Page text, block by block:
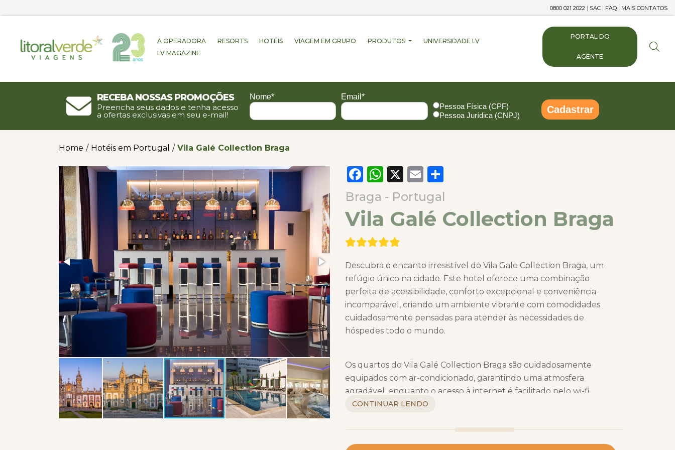
0800 021 2022 | SAC | FAQ | MAIS CONTATOS
A OPERADORA RESORTS HOTÉIS VIAGEM EM GRUPO PRODUTOS
UNIVERSIDADE LV
LV MAGAZINE
PORTAL DO
AGENTE
Receba nossas promoções
Preencha seus dados e tenha acesso
a ofertas exclusivas em seu e-mail!
Nome*
Email*
Pessoa Física (CPF)
Pessoa Jurídica (CNPJ)
Cadastrar
Home / Hotéis em Portugal / Vila Galé Collection Braga
Facebook
WhatsApp
X Email
Braga - Portugal
Vila Galé Collection Braga
Descubra o encanto irresistível do Vila Gale Collection Braga, um
refúgio único na cidade. Este hotel oferece uma combinação
perfeita de acessibilidade, conforto excepcional e conveniência
incomparável, criando um ambiente vibrante com comodidades
cuidadosamente pensadas para atender às necessidades de
hóspedes todo o mundo.
Os quartos do Vila Galé Collection Braga são cuidadosamente
equipados com ar-condicionado, garantindo uma atmosfera
agradável, enquanto o acesso à internet é facilitado pelo wi-fi
gratuito disponível em todas as áreas.
Além disso, a experiência oferecida pelo Vila Galé Collection Braga
se estende a uma piscina relaxante e um café da manhã delicioso,
CONTINUAR LENDO